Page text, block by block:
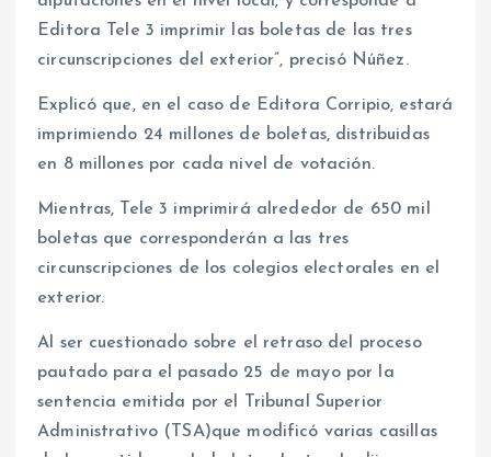
Editora Tele 3 imprimir las boletas de las tres
circunscripciones del exterior”, precisó Núñez.
Explicó que, en el caso de Editora Corripio, estará
imprimiendo 24 millones de boletas, distribuidas
en 8 millones por cada nivel de votación.
Mientras, Tele 3 imprimirá alrededor de 650 mil
boletas que corresponderán a las tres
circunscripciones de los colegios electorales en el
exterior.
Al ser cuestionado sobre el retraso del proceso
pautado para el pasado 25 de mayo por la
sentencia emitida por el Tribunal Superior
Administrativo (TSA)que modificó varias casillas